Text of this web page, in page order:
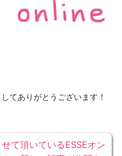
てありがとうございます！
て頂いているESSEオン